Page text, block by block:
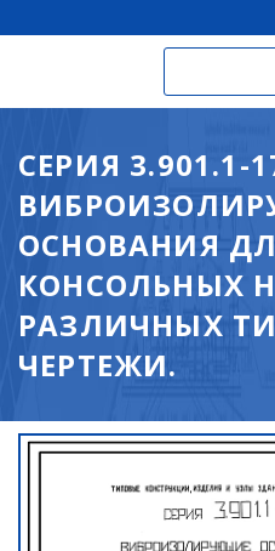
СЕРИЯ 3.901.1-
ОСНОВАНИЯ
КОНСОЛЬНЫХ
РАЗЛИЧНЫХ
ЧЕРТЕЖИ.